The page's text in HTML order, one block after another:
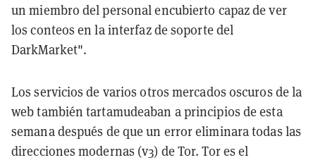
un miembro del personal encubierto capaz de ver
los conteos en la interfaz de soporte del
DarkMarket".
Los servicios de varios otros mercados oscuros de la
web también tartamudeaban a principios de esta
semana después de que un error eliminara todas las
direcciones modernas (v3) de Tor. Tor es el